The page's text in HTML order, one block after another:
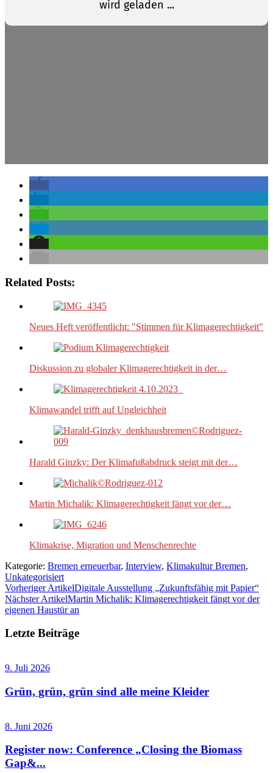
Related Posts:
Neues Heft veröffentlicht: "Stimmen für Klimagerechtigkeit"
Diskussion zu globaler Klimagerechtigkeit in der…
Klimawandel trifft auf Ungleichheit
Harald Ginzky: Der Klimafußabdruck steigt mit der…
Martin Michalik: Klimagerechtigkeit fängt vor der…
Klimakrise, Migration und Menschenrechte
Kategorie: Bremen erneuerbar, Interview, Klimakultur Bremen,
Unkategorisiert
Vorheriger ArtikelDigitale Ausstellung „Zukunftsfähig mit Papier“
Nächster ArtikelMartin Michalik: Klimagerechtigkeit fängt vor der
eigenen Haustür an
Letzte Beiträge
9. Juli 2026
Grün, grün, grün sind alle meine Kleider
8. Juni 2026
Register now: Conference „Closing the Biomass
Gap&...